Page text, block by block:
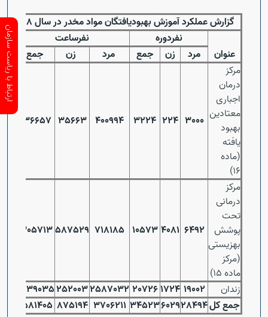
گزارش عملکرد آموزش بهبودیافتگان مواد مخدر در سال 98
عنوان
نفردوره
نفرساعت
مرد
زن جمع مرد زن
جمع
مرکز
درمان
اجباری
معتادین
بهبود
یافته
(ماده
16)
3000
224
3224
400994
35663
436657
مرکز
درمانی
تحت
پوشش
بهزیستی
(مرکز
ماده 15)
6492
4081
10573
718185
587529
1305713
زندان 19002
1724
20726
2587032
252003
2839035
جمع کل28494
6029
34523
3706211
875194
4581405
ارتباط با ریاست سازمان